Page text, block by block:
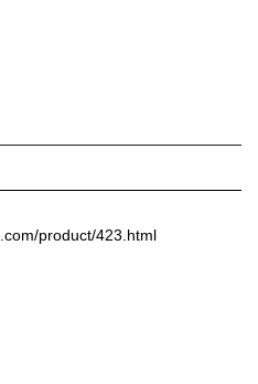
product/423.html